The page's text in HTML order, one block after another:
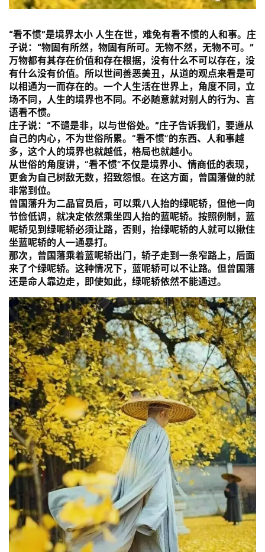
“看不惯”是境界太小 人生在世，难免有看不惯的人和事。庄
子说： “物固有所然，物固有所可。无物不然，无物不可。”
万物都有其存在价值和存在根据，没有什么不可以存在，没
有什么没有价值。所以世间善恶美丑，从道的观点来看是可
以相通为一而存在的。一个人生活在世界上，角度不同，立
场不同，人生的境界也不同。不必随意就对别人的行为、言
语看不惯。
庄子说： “不谴是非，以与世俗处。”庄子告诉我们，要遵从
自己的内心，不为世俗所累。“看不惯”的东西、人和事越
多，这个人的境界也就越低，格局也就越小。
从世俗的角度讲，“看不惯”不仅是境界小、情商低的表现，
更会为自己树敌无数，招致怨恨。在这方面，曾国藩做的就
非常到位。
曾国藩升为二品官员后，可以乘八人抬的绿呢轿，但他一向
节俭低调，就决定依然乘坐四人抬的蓝呢轿。按照例制，蓝
呢轿见到绿呢轿必须让路，否则，抬绿呢轿的人就可以揪住
坐蓝呢轿的人一通暴打。
那次，曾国藩乘着蓝呢轿出门，轿子走到一条窄路上，后面
来了个绿呢轿。这种情况下，蓝呢轿可以不让路。但曾国藩
还是命人靠边走，即使如此，绿呢轿依然不能通过。